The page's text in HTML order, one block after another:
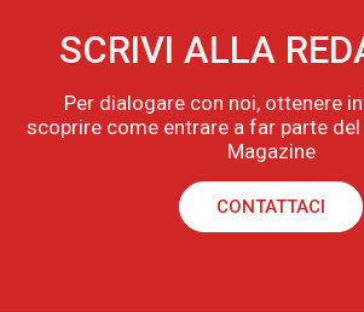
SCRIVI ALLA
Per dialogare con noi, ottenere
scoprire come entrare a far parte
Magazine
CONTATTACI